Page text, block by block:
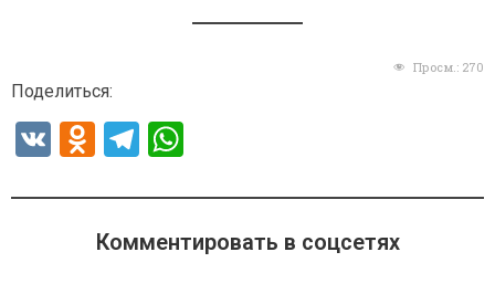
Просм.: 270
Поделиться:
V
O
n
o
T
e
gr
at
s
Комментировать в соцсетях